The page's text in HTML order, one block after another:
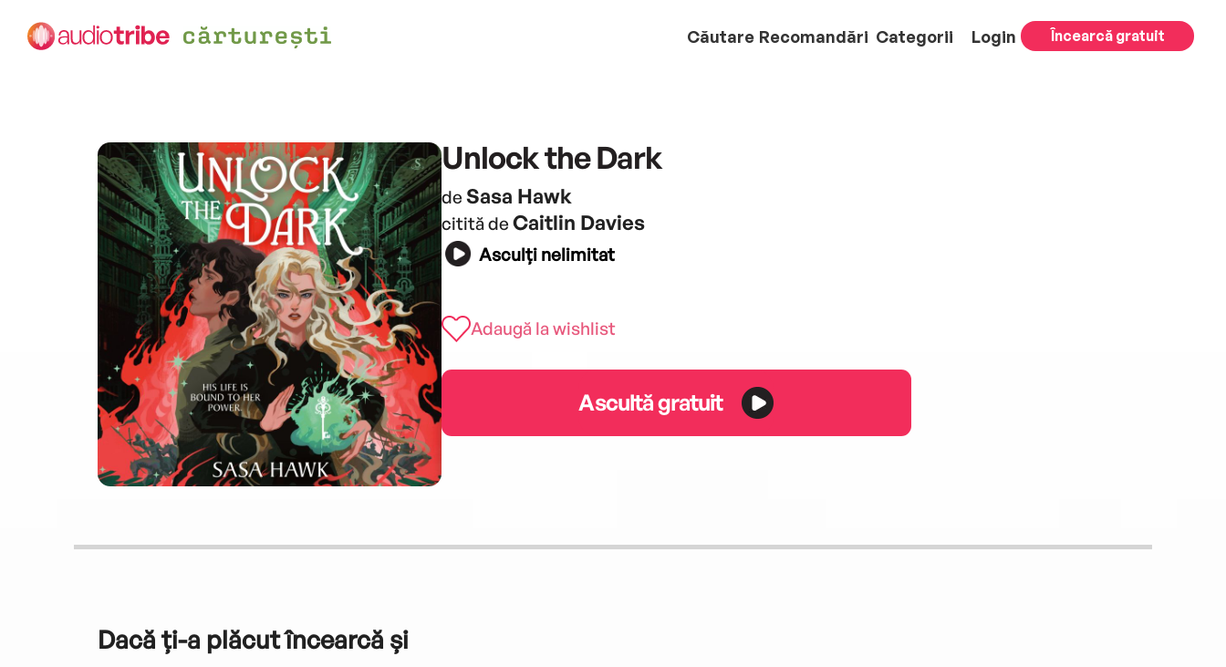
Căutare Recomandări Categorii Login Încearcă gratuit
Unlock the Dark
de Sasa Hawk
citită de Caitlin Davies
Asculți nelimitat
Adaugă la wishlist
Ascultă gratuit
Dacă ți-a plăcut încearcă și